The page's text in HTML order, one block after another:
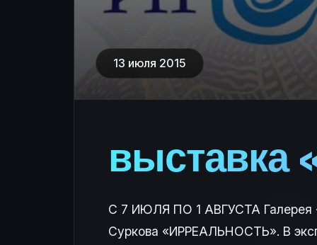
13 июля 2015
С 7 ИЮЛЯ ПО 1 АВГУСТА Галерея
Суркова «ИРРЕАЛЬНОСТЬ». В